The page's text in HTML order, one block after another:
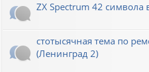
ZX Spectrum 42 символа
стотысячная тема по
(Ленинград 2)